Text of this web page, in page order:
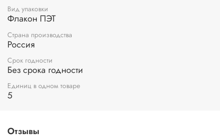
Вид упаковки
Флакон ПЭТ
Страна производства
Россия
Срок годности
Без срока годности
Единиц в одном товаре
5
Отзывы